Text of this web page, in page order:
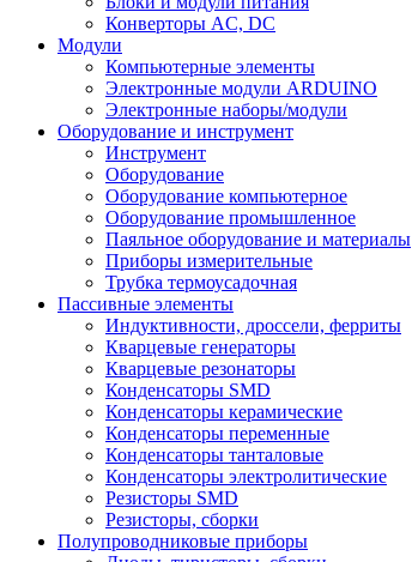
Конверторы AC, DC
Модули
Компьютерные элементы
Электронные модули ARDUINO
Электронные наборы/модули
Оборудование и инструмент
Инструмент
Оборудование
Оборудование компьютерное
Оборудование промышленное
Паяльное оборудование и материалы
Приборы измерительные
Трубка термоусадочная
Пассивные элементы
Индуктивности, дроссели, ферриты
Кварцевые генераторы
Кварцевые резонаторы
Конденсаторы SMD
Конденсаторы керамические
Конденсаторы переменные
Конденсаторы танталовые
Конденсаторы электролитические
Резисторы SMD
Резисторы, сборки
Полупроводниковые приборы